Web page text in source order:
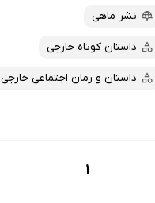
نشر ماهی
داستان کوتاه خارجی
داستان و رمان اجتماعی خارجی
1